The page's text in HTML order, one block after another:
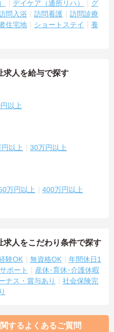
デイケア（通所リハ）
グ
問入浴 訪問看護
訪問診療
住宅地 ショートステイ
養
求人を給与で探す
以上
以上 30万円以上
万円以上 400万円以上
人をこだわり条件で探す
験OK 無資格OK
年間休日1
ポート
産休･育休･介護休暇
ナス・賞与あり
社会保険完
するよくあるご質問